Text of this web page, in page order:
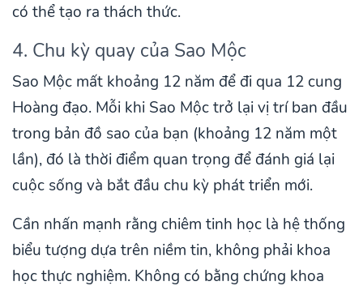
có thể tạo ra thách thức.
4. Chu kỳ quay của Sao Mộc
Sao Mộc mất khoảng 12 năm để đi qua 12 cung
Hoàng đạo. Mỗi khi Sao Mộc trở lại vị trí ban đầu
trong bản đồ sao của bạn (khoảng 12 năm một
lần), đó là thời điểm quan trọng để đánh giá lại
cuộc sống và bắt đầu chu kỳ phát triển mới.
Cần nhấn mạnh rằng chiêm tinh học là hệ thống
biểu tượng dựa trên niềm tin, không phải khoa
học thực nghiệm. Không có bằng chứng khoa